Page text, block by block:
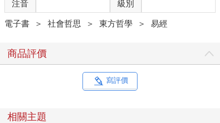
注音 級別
電子書 ＞ 社會哲思 ＞ 東方哲學 ＞ 易經
商品評價
寫評價
相關主題